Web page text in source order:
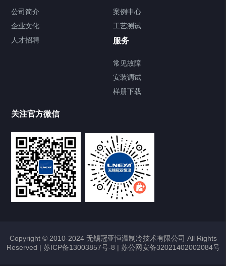
公司简介
企业文化
人才招聘
案例中心
工艺测试
服务
常见故障
安装调试
样册下载
关注官方微信
Copyright © 2010-2024 无锡冠亚恒温制冷技术有限公司 All Rights
Reserved | 苏ICP备13003857号-8 | 苏公网安备32021402002084号